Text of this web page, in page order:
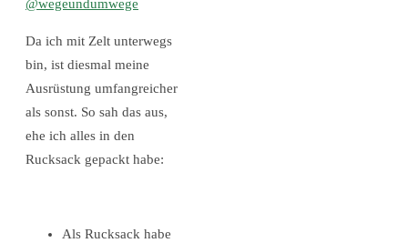
@wegeundumwege
Da ich mit Zelt unterwegs
bin, ist diesmal meine
Ausrüstung umfangreicher
als sonst. So sah das aus,
ehe ich alles in den
Rucksack gepackt habe:
Als Rucksack habe